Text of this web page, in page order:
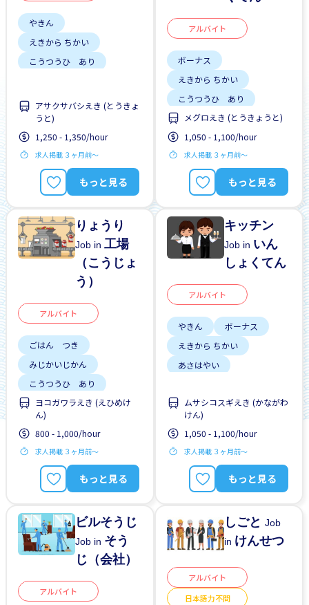
やきん
えきから ちかい
こうつうひ あり
ざんぎょう すくない
しゅう2、3にち
はじめて OK
外国人のための けんしゅ
女性かんげい
アサクサバシえき (とうきょ
うと)
1,250 - 1,350/hour
求人掲載 ３ヶ月前〜
もっと見る
アルバイト
ボーナス
えきから ちかい
こうつうひ あり
しゃいんに なれる
がいこくじんが いる
りゅうがくせい かんげい
しゅう2、3にち
はじめて OK
土日 しごと
メグロえき (とうきょうと)
1,050 - 1,100/hour
求人掲載 ３ヶ月前〜
もっと見る
りょうり
Job in工場
（こうじょ
う）
アルバイト
ごはん つき
みじかいじかん
こうつうひ あり
しゃいんに なれる
がいこくじんが いる
ざんぎょう すくない
みじかい あいだの しご
しゅう2、3にち
ヨコガワラえき (えひめけ
ん)
800 - 1,000/hour
求人掲載 ３ヶ月前〜
もっと見る
キッチン
Job in いん
しょくてん
アルバイト
やきん
ボーナス
えきから ちかい
あさはやい
しゃいんに なれる
がいこくじんが いる
りゅうがくせい かんげい
ムサシコスギえき (かながわ
けん)
1,050 - 1,100/hour
求人掲載 ３ヶ月前〜
もっと見る
ビルそうじ
Job in そう
じ（会社）
アルバイト
しごとJob
in けんせつ
アルバイト
日本語力不問